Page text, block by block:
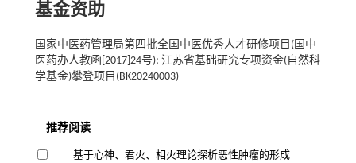
基金资助
国家中医药管理局第四批全国中医优秀人才研修项目(国中
医药办人教函[2017]24号); 江苏省基础研究专项资金(自然科
学基金)攀登项目(BK20240003)